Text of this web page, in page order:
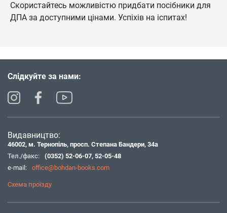
Скористайтесь можливістю придбати посібники для
ДПА за доступними цінами. Успіхів на іспитах!
Слідкуйте за нами:
Видавництво:
46002, м. Тернопіль, просп. Степана Бандери, 34а
Тел./факс:
(0352) 52-06-07, 52-05-48
e-mail:
office@bohdan-books.com
Схема проїзду